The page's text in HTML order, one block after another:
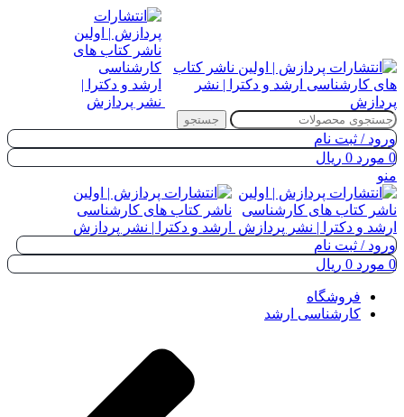
جستجو
ورود / ثبت نام
0 مورد 0 ریال
منو
ورود / ثبت نام
0 مورد 0 ریال
فروشگاه
کارشناسی ارشد